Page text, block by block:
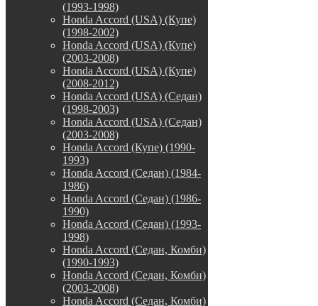
(1993-1998)
Honda Accord (USA) (Купе)
(1998-2002)
Honda Accord (USA) (Купе)
(2003-2008)
Honda Accord (USA) (Купе)
(2008-2012)
Honda Accord (USA) (Седан)
(1998-2003)
Honda Accord (USA) (Седан)
(2003-2008)
Honda Accord (Купе) (1990-
1993)
Honda Accord (Седан) (1984-
1986)
Honda Accord (Седан) (1986-
1990)
Honda Accord (Седан) (1993-
1998)
Honda Accord (Седан, Комби)
(1990-1993)
Honda Accord (Седан, Комби)
(2003-2008)
Honda Accord (Седан, Комби)